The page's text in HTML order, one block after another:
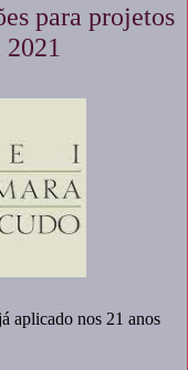
para projetos
aplicado nos 21 anos